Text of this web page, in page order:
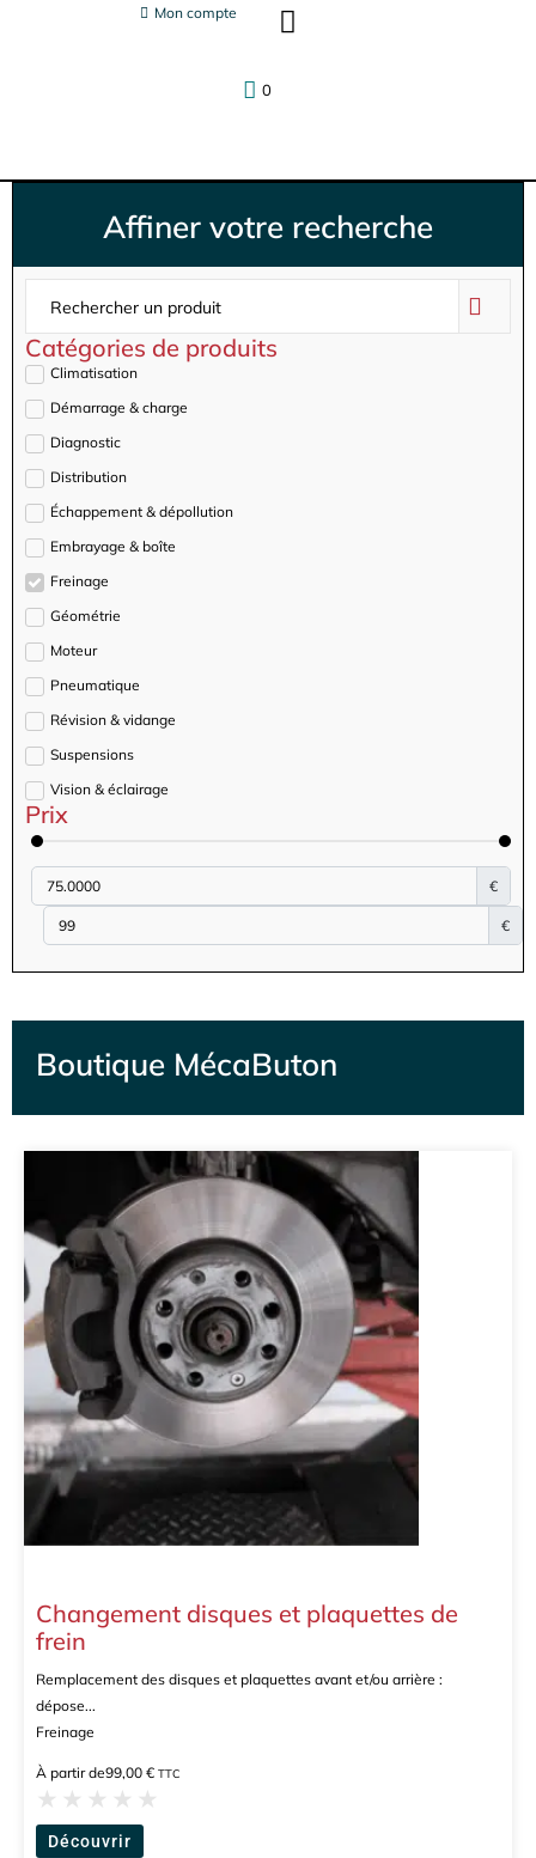
Panneau de gestion des cookies
Mon compte
0
Affiner votre recherche
Catégories de produits
Climatisation
Démarrage & charge
Diagnostic
Distribution
Échappement & dépollution
Embrayage & boîte
Freinage
Géométrie
Moteur
Pneumatique
Révision & vidange
Suspensions
Vision & éclairage
Prix
€
€
Boutique MécaButon
Changement disques et plaquettes de
frein
Remplacement des disques et plaquettes avant et/ou arrière :
dépose...
Freinage
À partir de99,00 € TTC
★ ★ ★ ★ ★
Découvrir